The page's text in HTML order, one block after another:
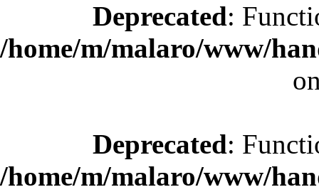
Deprecated:
/home/m/malaro/www/
Deprecated:
/home/m/malaro/www/